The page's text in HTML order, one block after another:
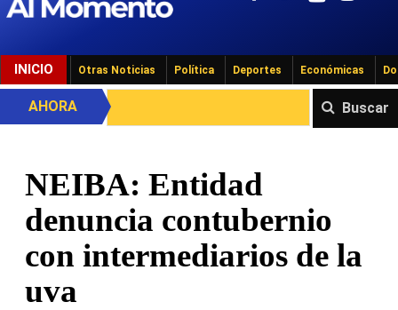
INICIO Otras Noticias Política Deportes Económicas
Buscar
AHORA
NEIBA: Entidad
denuncia contubernio
con intermediarios de la
uva